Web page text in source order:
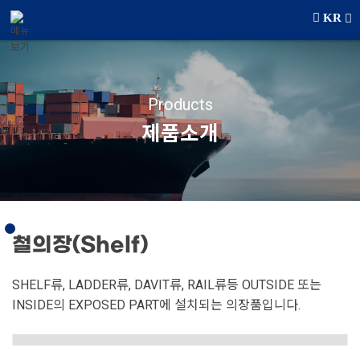
KR
Products
제품소개
철의장(Shelf)
SHELF류, LADDER류, DAVIT류, RAIL류등 OUTSIDE 또는
INSIDE의 EXPOSED PART에 설치되는 의장품입니다.